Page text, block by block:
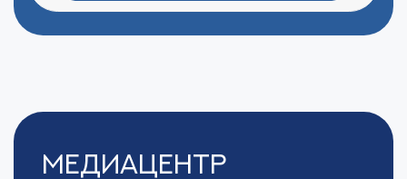
Медиацентр